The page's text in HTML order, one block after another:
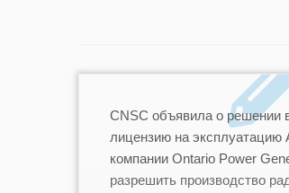
CNSC объявила о решении
лицензию на эксплуатацию
компании Ontario Power
разрешить производство